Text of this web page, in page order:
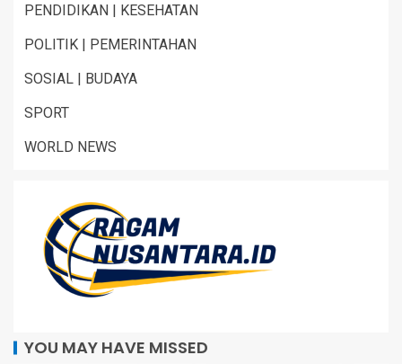
PENDIDIKAN | KESEHATAN
POLITIK | PEMERINTAHAN
SOSIAL | BUDAYA
SPORT
WORLD NEWS
YOU MAY HAVE MISSED